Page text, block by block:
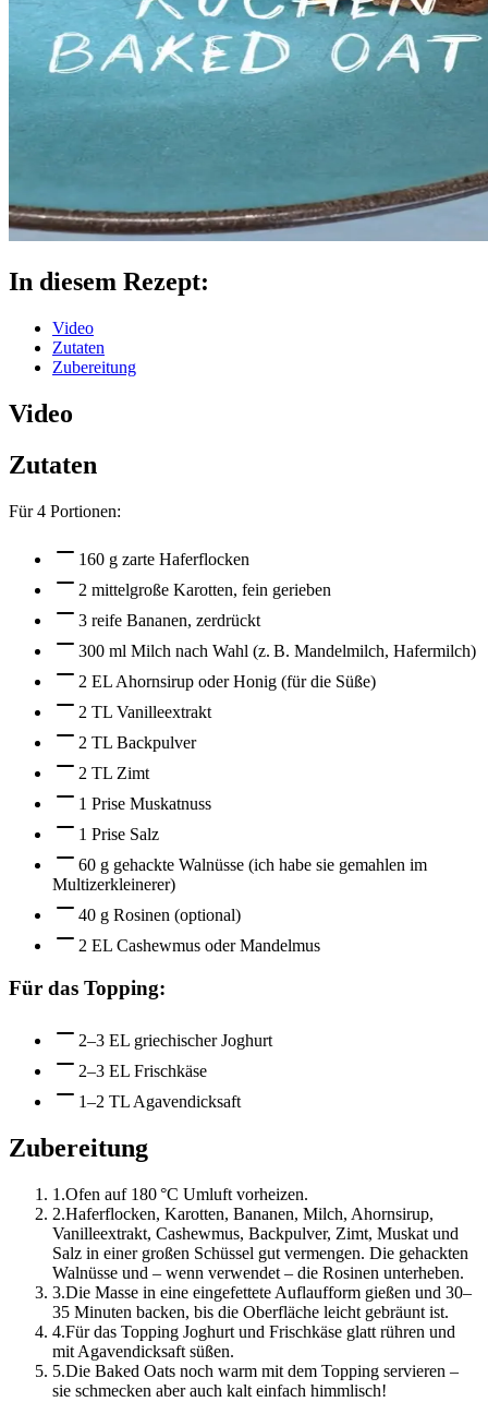
In diesem Rezept:
Video
Zutaten
Zubereitung
Video
Zutaten
Für4 Portionen:
160 g zarte Haferflocken
2 mittelgroße Karotten, fein gerieben
3 reife Bananen, zerdrückt
300 ml Milch nach Wahl (z. B. Mandelmilch, Hafermilch)
2 EL Ahornsirup oder Honig (für die Süße)
2 TL Vanilleextrakt
2 TL Backpulver
2 TL Zimt
1 Prise Muskatnuss
1 Prise Salz
60 g gehackte Walnüsse (ich habe sie gemahlen im
Multizerkleinerer)
40 g Rosinen (optional)
2 EL Cashewmus oder Mandelmus
Für das Topping:
2–3 EL griechischer Joghurt
2–3 EL Frischkäse
1–2 TL Agavendicksaft
Zubereitung
1 .Ofen auf 180 °C Umluft vorheizen.
2.Haferflocken, Karotten, Bananen, Milch, Ahornsirup,
Vanilleextrakt, Cashewmus, Backpulver, Zimt, Muskat und
Salz in einer großen Schüssel gut vermengen. Die gehackten
Walnüsse und – wenn verwendet – die Rosinen unterheben.
3.Die Masse in eine eingefettete Auflaufform gießen und 30–
35 Minuten backen, bis die Oberfläche leicht gebräunt ist.
4.Für das Topping Joghurt und Frischkäse glatt rühren und
mit Agavendicksaft süßen.
5.Die Baked Oats noch warm mit dem Topping servieren –
sie schmecken aber auch kalt einfach himmlisch!